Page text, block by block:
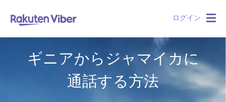
ログイン
ギニアからジャマイカに
通話する方法